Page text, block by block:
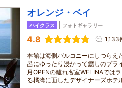
オレンジ・ベイ
ハイクラス フォトギャラリー
4.8 1,133
本館は海側バルコニーにしつらえ
呂にゆったり浸かって癒しのプラ
月OPENの離れ客室WELINAでは
る橘湾に面したデザイナーズホテ